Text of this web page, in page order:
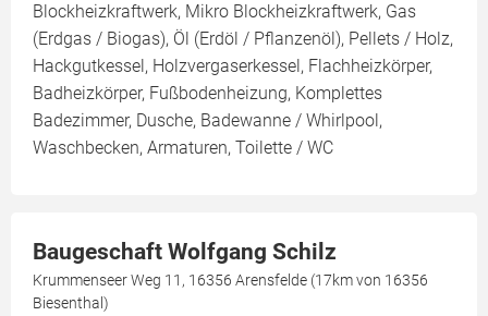
Blockheizkraftwerk, Mikro Blockheizkraftwerk, Gas
(Erdgas / Biogas), Öl (Erdöl / Pflanzenöl), Pellets / Holz,
Hackgutkessel, Holzvergaserkessel, Flachheizkörper,
Badheizkörper, Fußbodenheizung, Komplettes
Badezimmer, Dusche, Badewanne / Whirlpool,
Waschbecken, Armaturen, Toilette / WC
Baugeschaft Wolfgang Schilz
Krummenseer Weg 11, 16356 Arensfelde (17km von 16356
Biesenthal)